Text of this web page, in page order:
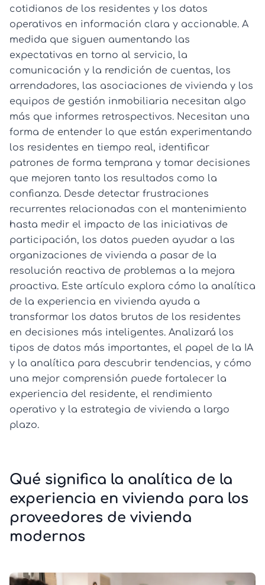
cotidianos de los residentes y los datos
operativos en información clara y accionable. A
medida que siguen aumentando las
expectativas en torno al servicio, la
comunicación y la rendición de cuentas, los
arrendadores, las asociaciones de vivienda y los
equipos de gestión inmobiliaria necesitan algo
más que informes retrospectivos. Necesitan una
forma de entender lo que están experimentando
los residentes en tiempo real, identificar
patrones de forma temprana y tomar decisiones
que mejoren tanto los resultados como la
confianza. Desde detectar frustraciones
recurrentes relacionadas con el mantenimiento
hasta medir el impacto de las iniciativas de
participación, los datos pueden ayudar a las
organizaciones de vivienda a pasar de la
resolución reactiva de problemas a la mejora
proactiva. Este artículo explora cómo la analítica
de la experiencia en vivienda ayuda a
transformar los datos brutos de los residentes
en decisiones más inteligentes. Analizará los
tipos de datos más importantes, el papel de la IA
y la analítica para descubrir tendencias, y cómo
una mejor comprensión puede fortalecer la
experiencia del residente, el rendimiento
operativo y la estrategia de vivienda a largo
plazo.
Qué significa la analítica de la
experiencia en vivienda para los
proveedores de vivienda
modernos